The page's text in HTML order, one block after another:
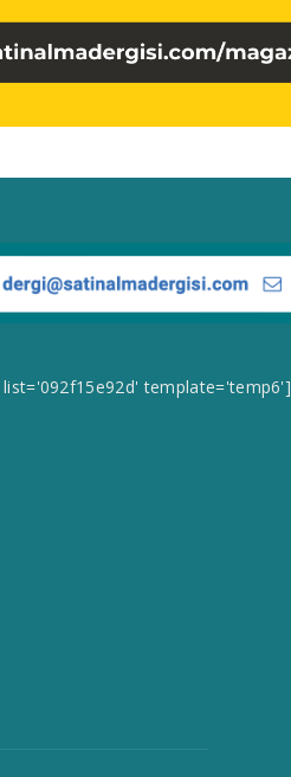
list='092f15e92d' template='temp6']